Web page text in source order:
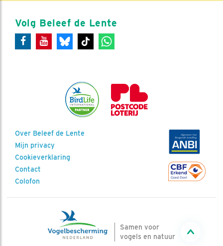
Volg Beleef de Lente
Over Beleef de Lente
Mijn privacy
Cookieverklaring
Contact
Colofon
Samen voor
vogels en natuur